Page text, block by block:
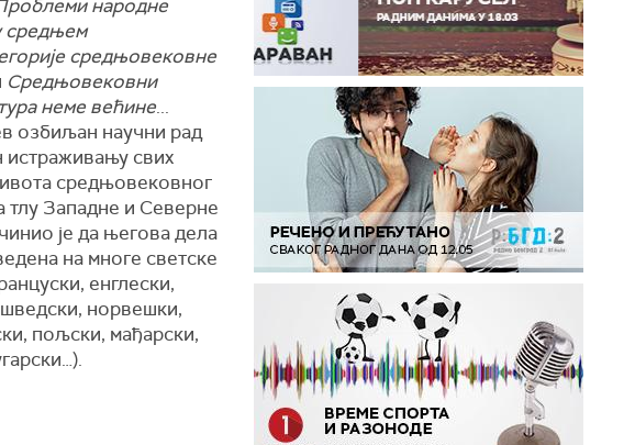
народне
средњем
средњовековне
Средњовековни
неме већине...
озбиљан научни рад
истраживању свих
средњовековног
тлу Западне и Северне
је да његова дела
на многе светске
енглески,
норвешки,
пољски, мађарски,